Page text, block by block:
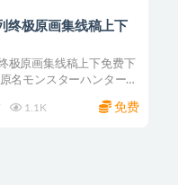
终极原画集线稿上下
极原画集线稿上下免费下
名モンスターハンター
1.1K 免费